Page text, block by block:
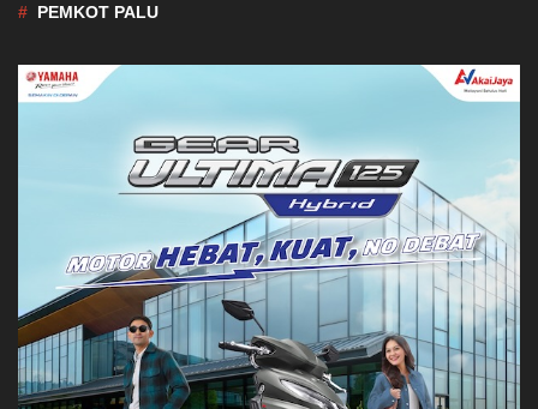
PEMKOT PALU